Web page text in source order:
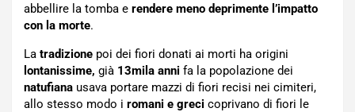
abbellire la tomba e rendere meno deprimente l’impatto
con la morte.
La tradizione poi dei fiori donati ai morti ha origini
lontanissime, già 13mila anni fa la popolazione dei
natufiana usava portare mazzi di fiori recisi nei cimiteri,
allo stesso modo i romani e greci coprivano di fiori le